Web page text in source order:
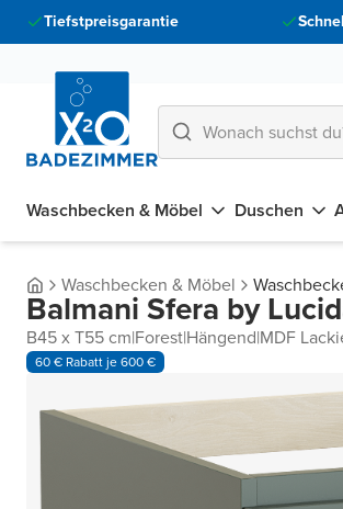
Tiefstpreisgarantie
Waschbecken & Möbel Duschen
Waschbecken & Möbel
Balmani Sfera by
B45 x T55 cm|Forest|Hängend|MDF
60 € Rabatt je 600 €